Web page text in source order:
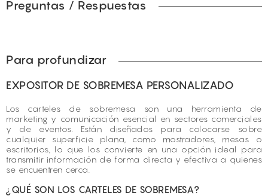
Preguntas / Respuestas
Para profundizar
EXPOSITOR DE SOBREMESA PERSONALIZADO
Los carteles de sobremesa son una herramienta de
marketing y comunicación esencial en sectores comerciales
y de eventos. Están diseñados para colocarse sobre
cualquier superficie plana, como mostradores, mesas o
escritorios, lo que los convierte en una opción ideal para
transmitir información de forma directa y efectiva a quienes
se encuentren cerca.
¿QUÉ SON LOS CARTELES DE SOBREMESA?